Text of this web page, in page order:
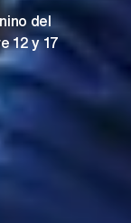
del
12 y 17